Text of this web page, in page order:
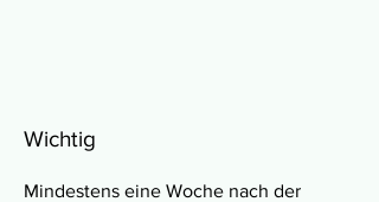
Wichtig
Mindestens eine Woche nach der